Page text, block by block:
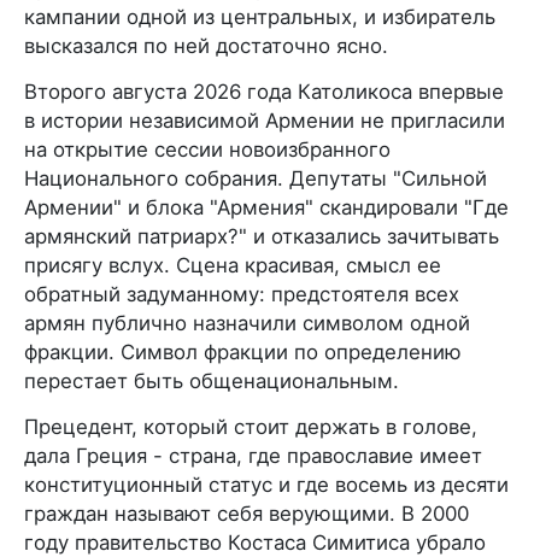
кампании одной из центральных, и избиратель
высказался по ней достаточно ясно.
Второго августа 2026 года Католикоса впервые
в истории независимой Армении не пригласили
на открытие сессии новоизбранного
Национального собрания. Депутаты "Сильной
Армении" и блока "Армения" скандировали "Где
армянский патриарх?" и отказались зачитывать
присягу вслух. Сцена красивая, смысл ее
обратный задуманному: предстоятеля всех
армян публично назначили символом одной
фракции. Символ фракции по определению
перестает быть общенациональным.
Прецедент, который стоит держать в голове,
дала Греция - страна, где православие имеет
конституционный статус и где восемь из десяти
граждан называют себя верующими. В 2000
году правительство Костаса Симитиса убрало